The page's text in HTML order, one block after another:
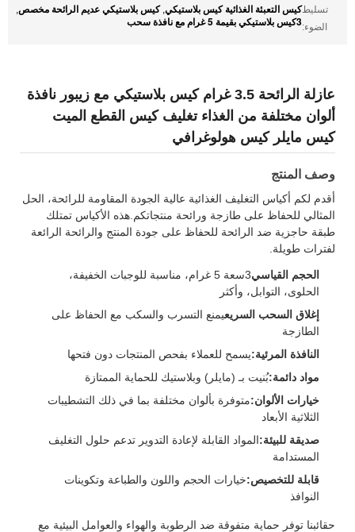
تسليط
الضوء:
كيس التعبئة الغذائية كيس بلاستيكي,كيس بلاستيكي عديم الرائحة مخصص,
3كيس بلاستيكي بقيمة 5 غرام مع نافذة سحب
عازلة الرائحة 3.5 غرام كيس بلاستيكي مع زيبور نافذة
ألوان مختلفة من الغذاء تغليف كيس القطع الميت
كيس مايلر كيس هولوغرافي
وصف المنتج
أقدم لكم أكياس التغليف الغذائية عالية الجودة المقاومة للرائحة، الحل
المثالي للحفاظ على طازجة ورائحة منتجاتكم.هذه الأكياس تمتلك
طبقة حاجزية ضد الرائحة للحفاظ على جودة المنتج والرائحة الرائعة
لفترات طويلة.
الحجم القياسي
3سعة 5 غرام، مناسبة للوجبات الخفيفة،
الحلوى، التوابل، وأكثر
إغلاق السحب السريعيمنع التسرب والسكب مع الحفاظ على
الطازجة
النافذة المرئية:يسمح للعملاء بفحص المنتجات دون فتحها
مواد دائمة:بُنيت بـ (مايلر) وبلاستيك للحماية الممتازة
خيارات الألوان:متوفرة بألوان مختلفة بما في ذلك التشطيبات
الثلاثية الأبعاد
صديقة للبيئة:المواد القابلة لإعادة التدوير تدعم حلول التغليف
المستدامة
قابلة للتخصيص:خيارات الحجم واللون والطباعة وتكوينات
النوافذ
حقائبنا توفر حماية متفوقة ضد الرطوبة والهواء والعوامل البيئية مع